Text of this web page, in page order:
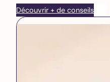
Découvrir + de conseils